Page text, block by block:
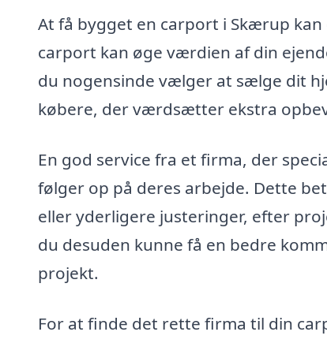
At få bygget en carport i Skærup
carport kan øge værdien af din
du nogensinde vælger at sælge dit
købere, der værdsætter ekstra
En god service fra et firma, der
følger op på deres arbejde. Dette
eller yderligere justeringer, efter
du desuden kunne få en bedre
projekt.
For at finde det rette firma til din